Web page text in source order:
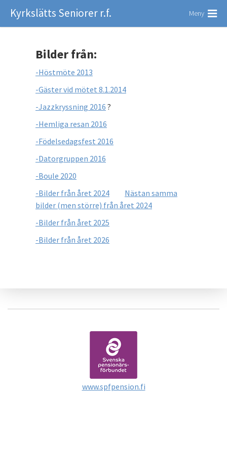
Kyrkslätts Seniorer r.f. Meny
Bilder från:
-Höstmöte 2013
-Gäster vid mötet 8.1.2014
-Jazzkryssning 2016 ?
-Hemliga resan 2016
-Födelsedagsfest 2016
-Datorgruppen 2016
-Boule 2020
-Bilder från året 2024
Nästan samma
bilder (men större) från året 2024
-Bilder från året 2025
-Bilder från året 2026
www.spfpension.fi